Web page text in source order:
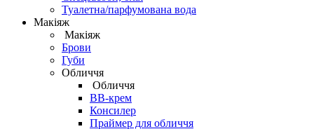
Туалетна/парфумована вода
Макіяж
Макіяж
Брови
Губи
Обличчя
Обличчя
BB-крем
Консилер
Праймер для обличчя